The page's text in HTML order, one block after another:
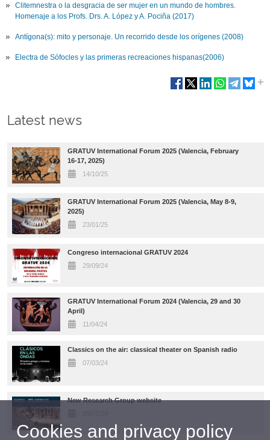
Clitemnestra o la desgracia de ser mujer en un mundo de hombres.
Homenaje a los Profs. Drs. A. López y A. Pociña (2017)
Antígona(s): mito y personaje. Un recorrido desde los orígenes (2008)
Electra de Sófocles y las primeras recreaciones hispanas(2006)
Latest news
GRATUV International Forum 2025 (Valencia, February
16-17, 2025)
14/10/25
GRATUV International Forum 2025 (Valencia, May 8-9,
2025)
23/01/25
Congreso internacional GRATUV 2024
29/09/24
GRATUV International Forum 2024 (Valencia, 29 and 30
April)
11/04/24
Classics on the air: classical theater on Spanish radio
07/03/24
New Research Group website
Cookies and privacy policy